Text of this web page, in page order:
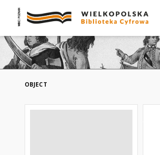
OBJECT